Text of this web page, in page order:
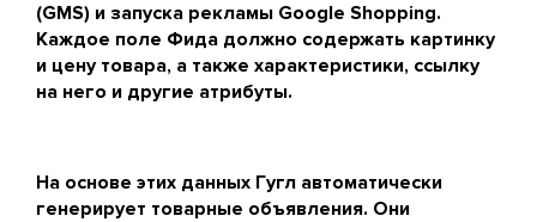
(GMS) и запуска рекламы Google Shopping.
Каждое поле Фида должно содержать картинку
и цену товара, а также характеристики, ссылку
на него и другие атрибуты.
На основе этих данных Гугл автоматически
генерирует товарные объявления. Они